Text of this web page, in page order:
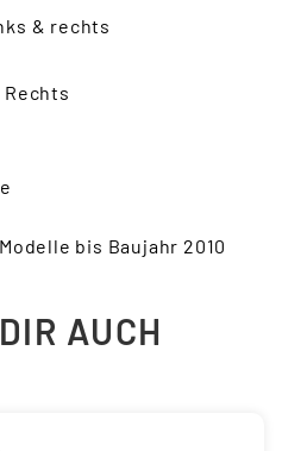
& rechts
bis Baujahr 2010
AUCH